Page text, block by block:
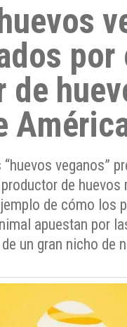
por
de
veganos”
de huevos
de cómo los
apuestan por
un gran nicho de